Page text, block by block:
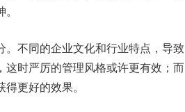
不同的企业文化和行业特点，导致
时严厉的管理风格或许更有效；而
更好的效果。